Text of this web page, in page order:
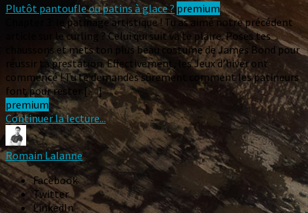
Plutôt pantoufle ou patins à glace ? premium
Chapter 3: le patinage artistique ! Tu as aimé notre précédent
article sur le curling ? Celui qui suit va te plaire. Poses tes
chaussons et mets ton plus beau costume de James Bond pour
réussir ta prestation. Effectivement, les Jeux d’hiver ont
commencé ! Tu te demandes sûrement comment les patineurs
font pour rester […]
premium
Continuer la lecture...
Romain Lalanne
Facebook
Twitter
LinkedIn